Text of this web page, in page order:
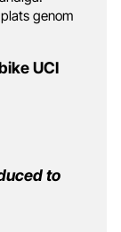
genom
UCI
to